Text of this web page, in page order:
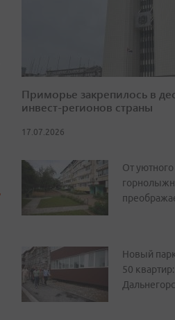
Приморье закрепилось в
инвест-регионов страны
17.07.2026
От
Новый
50